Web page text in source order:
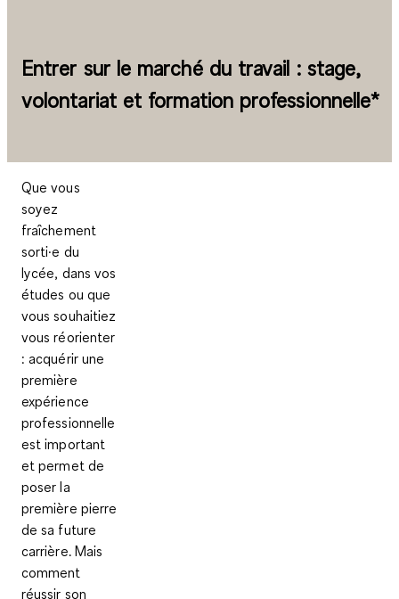
Entrer sur le marché du travail : stage,
volontariat et formation professionnelle*
Que vous
soyez
fraîchement
sorti·e du
lycée, dans vos
études ou que
vous souhaitiez
vous réorienter
: acquérir une
première
expérience
professionnelle
est important
et permet de
poser la
première pierre
de sa future
carrière. Mais
comment
réussir son